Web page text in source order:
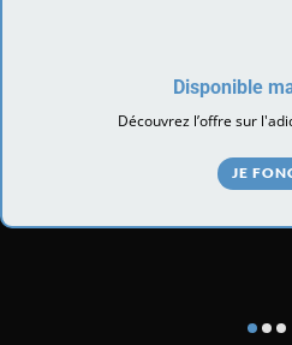
Disponible
Découvrez l’offre sur
JE